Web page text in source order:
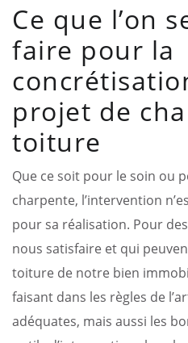
Ce que l’on
faire pour la
projet de
toiture
Que ce soit pour le soin ou
charpente, l’intervention
pour sa réalisation. Pour
nous satisfaire et qui
toiture de notre bien
faisant dans les règles de
adéquates, mais aussi les